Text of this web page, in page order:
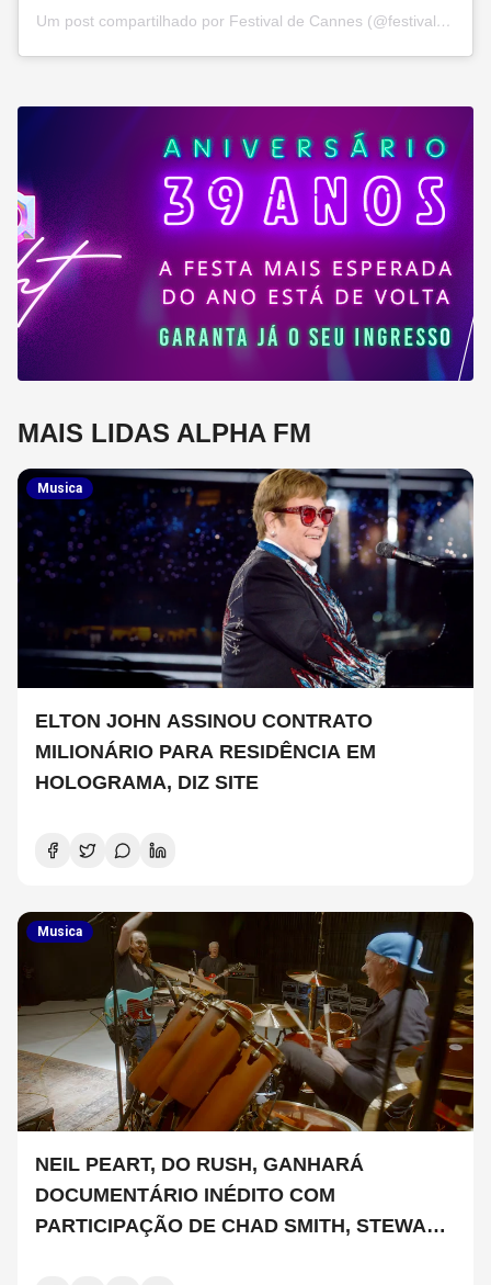
Um post compartilhado por Festival de Cannes (@festivaldecannes)
MAIS LIDAS ALPHA FM
Musica
ELTON JOHN ASSINOU CONTRATO
MILIONÁRIO PARA RESIDÊNCIA EM
HOLOGRAMA, DIZ SITE
Musica
NEIL PEART, DO RUSH, GANHARÁ
DOCUMENTÁRIO INÉDITO COM
PARTICIPAÇÃO DE CHAD SMITH, STEWART